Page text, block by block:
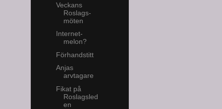
Veckans
Roslags-
möten
Internet-
melon?
Förhandstitt
Anjas
arvtagare
Fikat på
Roslagsled
en